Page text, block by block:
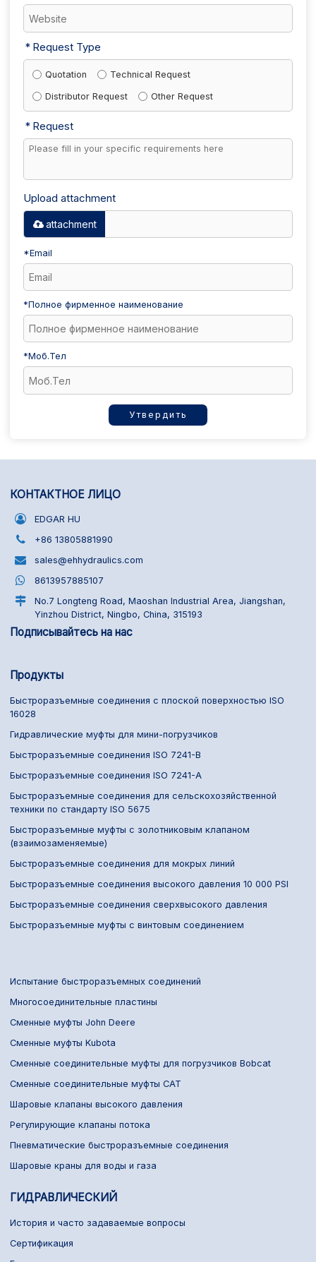
Request Type
Quotation Technical Request
Distributor Request Other Request
Request
Upload attachment
attachment
*Email
*Полное фирменное наименование
*Моб.Тел
Утвердить
КОНТАКТНОЕ ЛИЦО
EDGAR HU
+86 13805881990
sales@ehhydraulics.com
8613957885107
No.7 Longteng Road, Maoshan Industrial Area, Jiangshan,
Yinzhou District, Ningbo, China, 315193
Подписывайтесь на нас
Продукты
Быстроразъемные соединения с плоской поверхностью ISO
16028
Гидравлические муфты для мини-погрузчиков
Быстроразъемные соединения ISO 7241-B
Быстроразъемные соединения ISO 7241-A
Быстроразъемные соединения для сельскохозяйственной
техники по стандарту ISO 5675
Быстроразъемные муфты с золотниковым клапаном
(взаимозаменяемые)
Быстроразъемные соединения для мокрых линий
Быстроразъемные соединения высокого давления 10 000 PSI
Быстроразъемные соединения сверхвысокого давления
Быстроразъемные муфты с винтовым соединением
Испытание быстроразъемных соединений
Многосоединительные пластины
Сменные муфты John Deere
Сменные муфты Kubota
Сменные соединительные муфты для погрузчиков Bobcat
Сменные соединительные муфты CAT
Шаровые клапаны высокого давления
Регулирующие клапаны потока
Пневматические быстроразъемные соединения
Шаровые краны для воды и газа
ГИДРАВЛИЧЕСКИЙ
История и часто задаваемые вопросы
Сертификация